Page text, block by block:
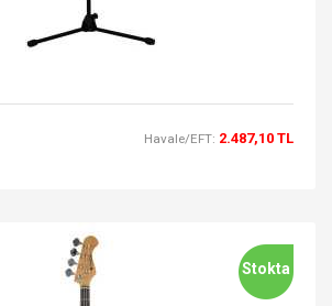
Havale/EFT: 2.487,10 TL
Stokta